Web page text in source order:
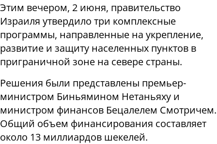
Этим вечером, 2 июня, правительство
Израиля утвердило три комплексные
программы, направленные на укрепление,
развитие и защиту населенных пунктов в
приграничной зоне на севере страны.
Решения были представлены премьер-
министром Биньямином Нетаньяху и
министром финансов Бецалелем Смотричем.
Общий объем финансирования составляет
около 13 миллиардов шекелей.